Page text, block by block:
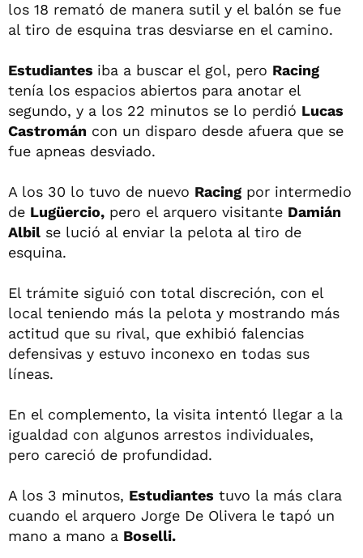
los 18 remató de manera sutil y el balón se fue
al tiro de esquina tras desviarse en el camino.
Estudiantes iba a buscar el gol, pero Racing
tenía los espacios abiertos para anotar el
segundo, y a los 22 minutos se lo perdió Lucas
Castromán con un disparo desde afuera que se
fue apneas desviado.
A los 30 lo tuvo de nuevo Racing por intermedio
de Lugüercio, pero el arquero visitante Damián
Albil se lució al enviar la pelota al tiro de
esquina.
El trámite siguió con total discreción, con el
local teniendo más la pelota y mostrando más
actitud que su rival, que exhibió falencias
defensivas y estuvo inconexo en todas sus
líneas.
En el complemento, la visita intentó llegar a la
igualdad con algunos arrestos individuales,
pero careció de profundidad.
A los 3 minutos, Estudiantes tuvo la más clara
cuando el arquero Jorge De Olivera le tapó un
mano a mano a Boselli.